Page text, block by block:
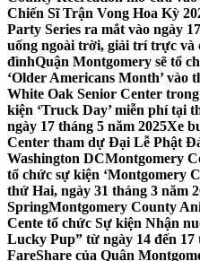
Chiến Sĩ Trận Vong Hoa Kỳ
Party Series ra mắt vào ngày
uống ngoài trời, giải trí trực và
đìnhQuận Montgomery sẽ tổ
‘Older Americans Month’ vào
White Oak Senior Center
kiện ‘Truck Day’ miễn phí tại
ngày 17 tháng 5 năm 2025Xe
Center tham dự Đại Lễ Phật
Washington DCMontgomery
tổ chức sự kiện ‘Montgomery
thứ Hai, ngày 31 tháng 3 năm
SpringMontgomery County
Cente tổ chức Sự kiện Nhận
Lucky Pup” từ ngày 14 đến 17
FareShare của Quận